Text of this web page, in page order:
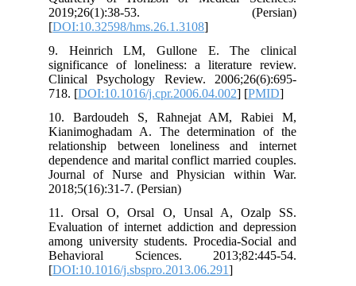
2019;26(1):38-53.
[DOI:10.32598/hms.26.1.3108
9. Heinrich LM, Gullone E. The
significance of loneliness: a
Clinical Psychology Review.
718. [DOI:10.1016/j.cpr.2006.04.002
10. Bardoudeh S, Rahnejat AM,
Kianimoghadam A. The
relationship between loneliness and
dependence and marital conflict
Journal of Nurse and Physician
2018;5(16):31-7. (Persian)
11. Orsal O, Orsal O, Unsal A,
Evaluation of internet addiction and
among university students. Procedia-
Behavioral Sciences.
[DOI:10.1016/j.sbspro.2013.06.291